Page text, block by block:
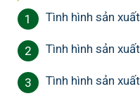
1 Tình hình sản
2 Tình hình sản
3 Tình hình sản